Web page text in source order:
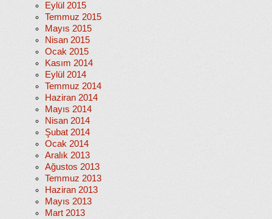
Eylül 2015
Temmuz 2015
Mayıs 2015
Nisan 2015
Ocak 2015
Kasım 2014
Eylül 2014
Temmuz 2014
Haziran 2014
Mayıs 2014
Nisan 2014
Şubat 2014
Ocak 2014
Aralık 2013
Ağustos 2013
Temmuz 2013
Haziran 2013
Mayıs 2013
Mart 2013